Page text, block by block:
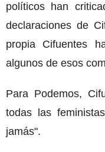
políticos han
declaraciones de
propia Cifuentes
algunos de esos
Para Podemos,
todas las
jamás".